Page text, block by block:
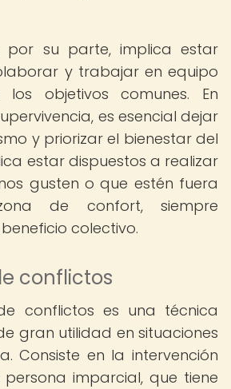
por su parte, implica estar
y trabajar en equipo
objetivos comunes. En
es esencial dejar
y priorizar el bienestar del
estar dispuestos a realizar
gusten o que estén fuera
de confort, siempre
colectivo.
conflictos
conflictos es una técnica
gran utilidad en situaciones
Consiste en la intervención
imparcial, que tiene